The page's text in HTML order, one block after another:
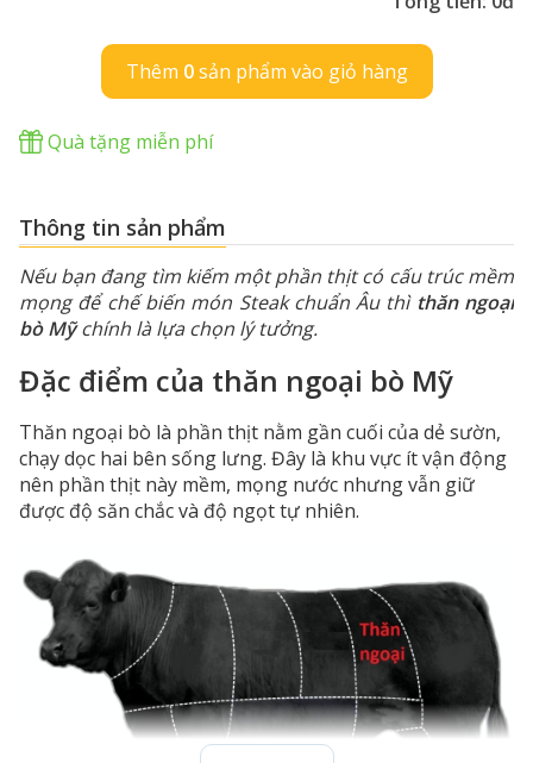
Thêm 0sản phẩm vào giỏ hàng
Quà tặng miễn phí
Thông tin sản phẩm
Nếu bạn đang tìm kiếm một phần thịt có cấu trúc mềm
mọng để chế biến món Steak chuẩn Âu thì thăn ngoại
bò Mỹchính là lựa chọn lý tưởng.
Đặc điểm của thăn ngoại bò Mỹ
Thăn ngoại bò là phần thịt nằm gần cuối của dẻ sườn,
chạy dọc hai bên sống lưng. Đây là khu vực ít vận động
nên phần thịt này mềm, mọng nước nhưng vẫn giữ
được độ săn chắc và độ ngọt tự nhiên.